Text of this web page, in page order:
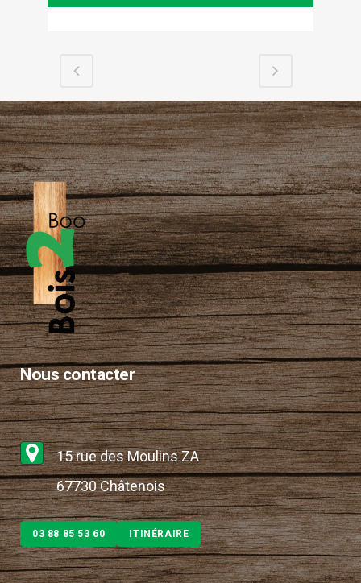
Nous contacter
15 rue des Moulins ZA
67730 Châtenois
03 88 85 53 60 ITINÉRAIRE